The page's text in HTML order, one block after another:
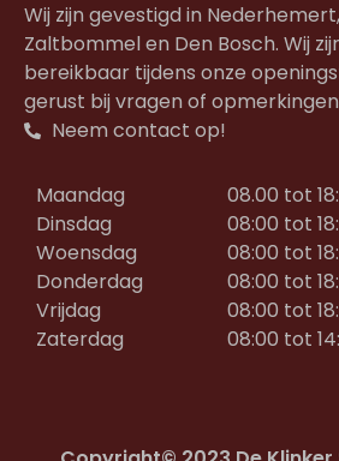
Wij zijn gevestigd in
Zaltbommel en Den Bosch. Wij
bereikbaar tijdens onze
gerust bij vragen of
Neem contact op!
Maandag
Dinsdag
Woensdag
Donderdag
Vrijdag
Zaterdag
08.00 tot
08:00 tot
08:00 tot
08:00 tot
08:00 tot
08:00 tot